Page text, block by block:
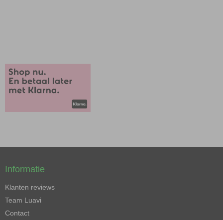
Informatie
Klanten reviews
Team Luavi
Contact